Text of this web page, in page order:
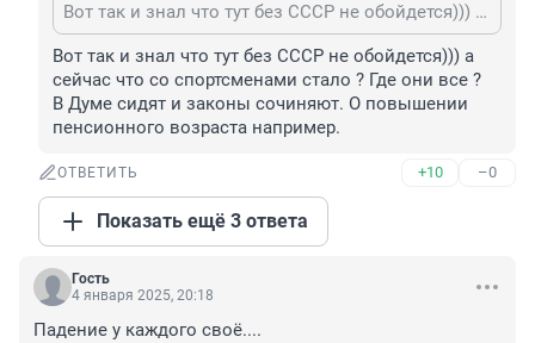
Вот так и знал что тут без СССР не обойдется))) а сейчас что со спортсменами стало ? Где они все ?
Вот так и знал что тут без СССР не обойдется))) а
сейчас что со спортсменами стало ? Где они все ?
В Думе сидят и законы сочиняют. О повышении
пенсионного возраста например.
ОТВЕТИТЬ +10 –0
Показать ещё 3 ответа
Гость
4 января 2025, 20:18
Падение у каждого своё....